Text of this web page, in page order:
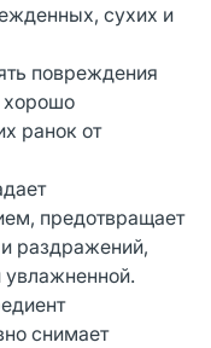
сухих и
повреждения
хорошо
ранок от
предотвращает
раздражений,
увлажненной.
снимает